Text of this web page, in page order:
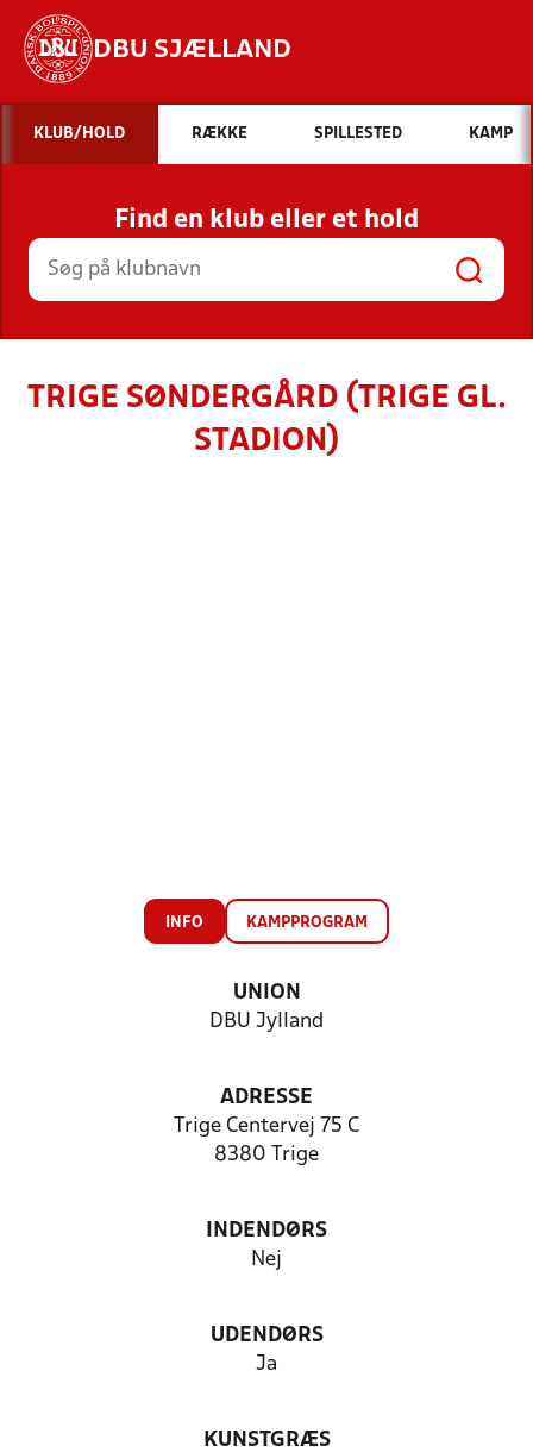
DBU SJÆLLAND
Hvad vil du søge efter?
INDHOLD OG NYHEDER
STILLINGER, RESULTATER, KLUBBER OG
HOLD
KLUB/HOLD RÆKKE SPILLESTED KAMP
Find en klub eller et hold
TRIGE SØNDERGÅRD (TRIGE GL.
STADION)
INFO KAMPPROGRAM
UNION
DBU Jylland
ADRESSE
Trige Centervej 75 C
8380 Trige
INDENDØRS
Nej
UDENDØRS
Ja
KUNSTGRÆS